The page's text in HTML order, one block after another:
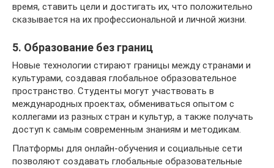
время, ставить цели и достигать их, что положительно
сказывается на их профессиональной и личной жизни.
5. Образование без границ
Новые технологии стирают границы между странами и
культурами, создавая глобальное образовательное
пространство. Студенты могут участвовать в
международных проектах, обмениваться опытом с
коллегами из разных стран и культур, а также получать
доступ к самым современным знаниям и методикам.
Платформы для онлайн-обучения и социальные сети
позволяют создавать глобальные образовательные